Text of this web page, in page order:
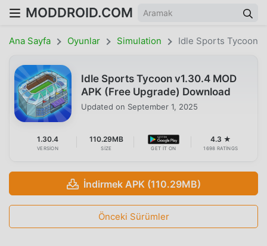
MODDROID.COM
Ana Sayfa Oyunlar Simulation Idle Sports Tycoon
Idle Sports Tycoon v1.30.4 MOD
APK (Free Upgrade) Download
Updated on September 1, 2025
1.30.4
VERSION
110.29MB
SIZE GET IT ON
4.3 ★
1698 RATINGS
İndirmek APK (110.29MB)
Önceki Sürümler